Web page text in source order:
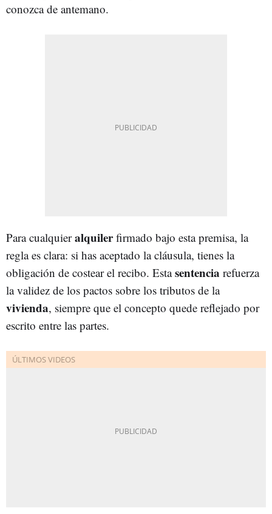
conozca de antemano.
Para cualquieralquilerfirmado bajo esta premisa, la
regla es clara: si has aceptado la cláusula, tienes la
obligación de costear el recibo. Estasentencia refuerza
la validez de los pactos sobre los tributos de la
vivienda, siempre que el concepto quede reflejado por
escrito entre las partes.